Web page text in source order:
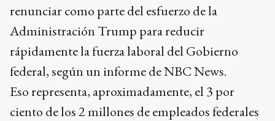
renunciar como parte del esfuerzo de la
Administración Trump para reducir
rápidamente la fuerza laboral del Gobierno
federal, según un informe de NBC News.
Eso representa, aproximadamente, el 3 por
ciento de los 2 millones de empleados federales